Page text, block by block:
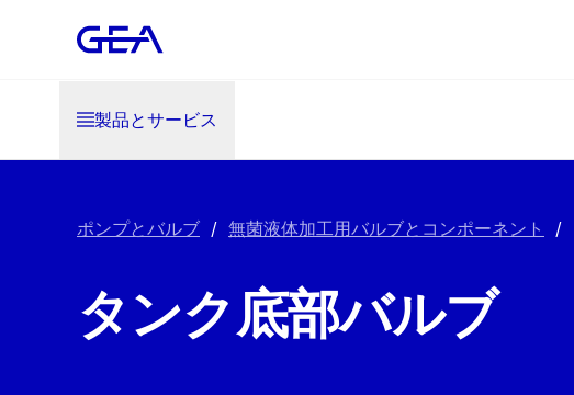
製品とサービス
ポンプとバルブ / 無菌液体加工用バルブとコンポーネント /
タンク底部バルブ